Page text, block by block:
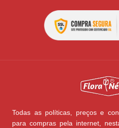
Todas as políticas, preços e
para compras pela internet,